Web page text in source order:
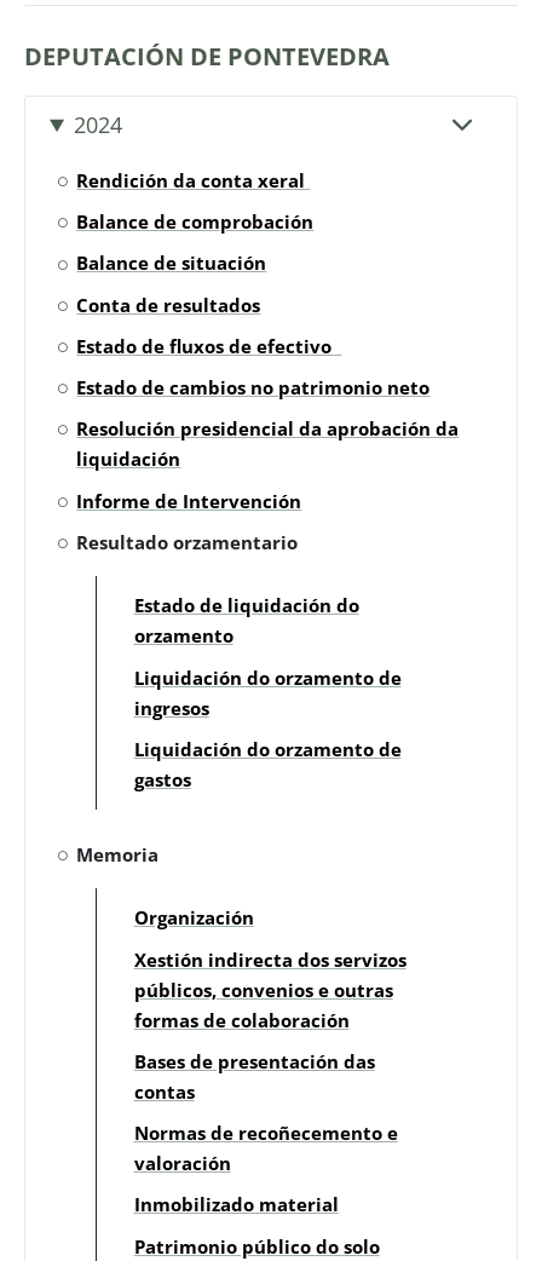
DEPUTACIÓN DE PONTEVEDRA
2024
Rendición da conta xeral
Balance de comprobación
Balance de situación
Conta de resultados
Estado de fluxos de efectivo
Estado de cambios no patrimonio neto
Resolución presidencial da aprobación da
liquidación
Informe de Intervención
Resultado orzamentario
Estado de liquidación do
orzamento
Liquidación do orzamento de
ingresos
Liquidación do orzamento de
gastos
Memoria
Organización
Xestión indirecta dos servizos
públicos, convenios e outras
formas de colaboración
Bases de presentación das
contas
Normas de recoñecemento e
valoración
Inmobilizado material
Patrimonio público do solo